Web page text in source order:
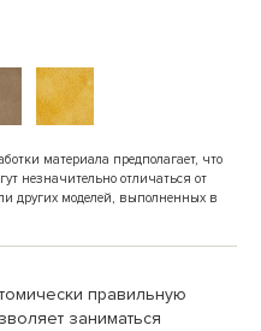
материала предполагает, что
незначительно отличаться от
других моделей, выполненных в
правильную
заниматься